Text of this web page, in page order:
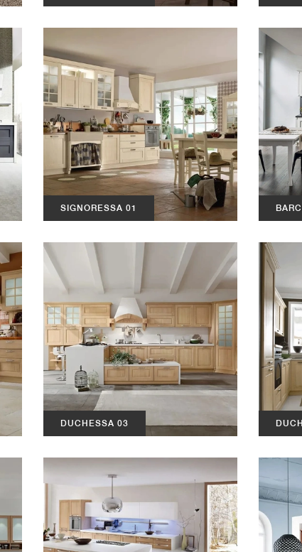
SIGNORESSA 01
DUCHESSA 03